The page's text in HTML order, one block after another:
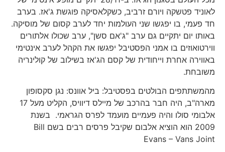
לאוניד פטשקה ויורם זרביב, כשקלאסיקה פוגשת ג'אז. בערב
חד פעמי, בו יפגשו שני העולמות יחד לערב קסום של מוסיקה.
באותו יום יתקיים גם ערב "ג'אם סשן", ערב שכולו אלתורים
ווירטואוזים בו אמני הפסטיבל יפגשו את הקהל לערב אינטימי
באווירה אחרת וייחודית של קסם הג'אז בשילוב של קולינריה
משובחת.
מהמשתתפים הבולטים בפסטיבל: ביל אוונס: נגן סקסופון
מארה"ב, היה חבר בהרכב של מיילס דיוויס, הקליט מעל 17
אלבומי סולו והיה פעמיים מועמד לפרס הגראמי. בשנת
2009 הוא הוציא אלבום שקיבל פרסים רבים בשם Bill
Evans – Vans Joint